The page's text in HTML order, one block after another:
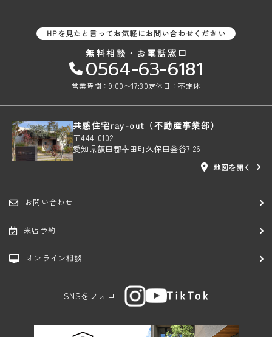
HPを見たと言ってお気軽にお問い合わせください
無料相談・お電話窓口
0564-63-6181
営業時間：9:00〜17:30定休日：不定休
共感住宅ray-out（不動産事業部）
〒444-0102
愛知県額田郡幸田町久保田釜谷7-26
地図を開く
お問い合わせ
来店予約
オンライン相談
SNSをフォロー